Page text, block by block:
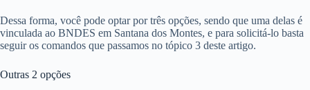
Dessa forma, você pode optar por três opções, sendo que uma delas é
vinculada ao BNDES em Santana dos Montes, e para solicitá-lo basta
seguir os comandos que passamos no tópico 3 deste artigo.
Outras 2 opções